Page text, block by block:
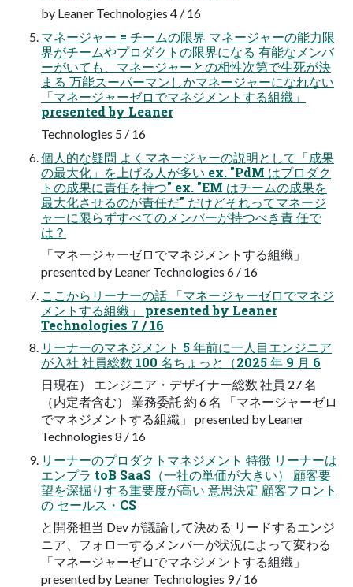
by Leaner Technologies 4 / 16
マネージャー = チームの限界 マネージャーの能力限
界がチームやプロダクトの限界になる 有能なメンバ
ーがいても、マネージャーとの相性次第で生死が決
まる 万能スーパーマンしかマネージャーになれない
「マネージャーゼロでマネジメントする組織」
presented by Leaner
Technologies 5 / 16
個人的な疑問 よくマネージャーの説明として「成果
の最大化」を上げる人が多い ex. "PdM はプロダク
トの成果に責任を持つ" ex. "EM はチームの成果を
最大化させるのが責任だ" だけどそれってマネージ
ャーに限らずすべてのメンバーが持つべき責 任で
は？
「マネージャーゼロでマネジメントする組織」
presented by Leaner Technologies 6 / 16
ここからリーナーの話 「マネージャーゼロでマネジ
メントする組織」 presented by Leaner
Technologies 7 / 16
リーナーのマネジメント 5 年前に一人目エンジニア
が入社 社員総数 100 名ちょっと（2025 年 9 月 6
日現在） エンジニア・デザイナー総数 社員 27 名
（内定者含む） 業務委託 約 6 名 「マネージャーゼロ
でマネジメントする組織」 presented by Leaner
Technologies 8 / 16
リーナーのプロダクトマネジメント 特徴 リーナーは
エンプラ toB SaaS（一社の単価が大きい） 顧客要
望を深掘りする重要度が高い 意思決定 顧客フロント
の セールス・CS
と開発担当 Dev が議論して決める リードするエンジ
ニア、フォローするメンバーが状況によって変わる
「マネージャーゼロでマネジメントする組織」
presented by Leaner Technologies 9 / 16